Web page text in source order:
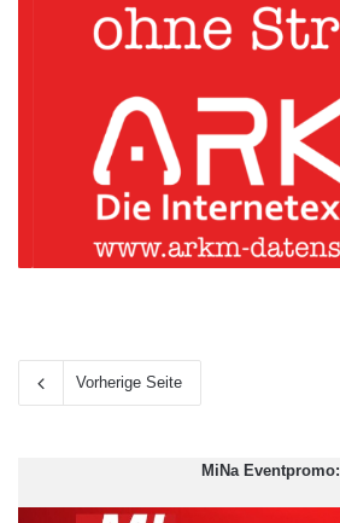
Vorherige Seite
MiNa Eventpromo: